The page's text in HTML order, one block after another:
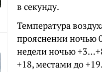
в секунду.
Температура
прояснении ночью
недели ночью
+18, местами до